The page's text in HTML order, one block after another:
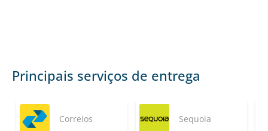
Principais serviços de entrega
Correios Sequoia